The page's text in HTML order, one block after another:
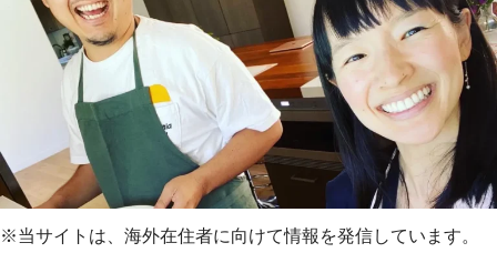
※当サイトは、海外在住者に向けて情報を発信しています。